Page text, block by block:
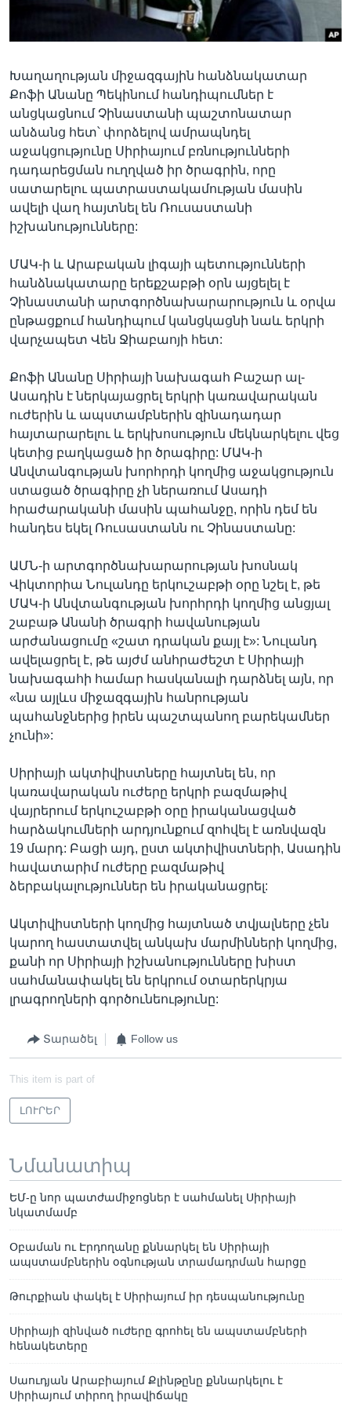
Խաղաղության միջազգային հանձնակատար
Քոֆի Անանը Պեկինում հանդիպումներ է
անցկացնում Չինաստանի պաշտոնատար
անձանց հետ՝ փորձելով ամրապնդել
աջակցությունը Սիրիայում բռնությունների
դադարեցման ուղղված իր ծրագրին, որը
սատարելու պատրաստակամության մասին
ավելի վաղ հայտնել են Ռուսաստանի
իշխանությունները:
ՄԱԿ-ի և Արաբական լիգայի պետությունների
հանձնակատարը երեքշաբթի օրն այցելել է
Չինաստանի արտգործնախարարություն և օրվա
ընթացքում հանդիպում կանցկացնի նաև երկրի
վարչապետ Վեն Ջիաբաոյի հետ:
Քոֆի Անանը Սիրիայի նախագահ Բաշար ալ-
Ասադին է ներկայացրել երկրի կառավարական
ուժերին և ապստամբներին զինադադար
հայտարարելու և երկխոսություն մեկնարկելու վեց
կետից բաղկացած իր ծրագիրը: ՄԱԿ-ի
Անվտանգության խորհրդի կողմից աջակցություն
ստացած ծրագիրը չի ներառում Ասադի
հրաժարականի մասին պահանջը, որին դեմ են
հանդես եկել Ռուսաստանն ու Չինաստանը:
ԱՄՆ-ի արտգործնախարարության խոսնակ
Վիկտորիա Նուլանդը երկուշաբթի օրը նշել է, թե
ՄԱԿ-ի Անվտանգության խորհրդի կողմից անցյալ
շաբաթ Անանի ծրագրի հավանության
արժանացումը «շատ դրական քայլ է»: Նուլանդ
ավելացրել է, թե այժմ անհրաժեշտ է Սիրիայի
նախագահի համար հասկանալի դարձնել այն, որ
«նա այլևս միջազգային հանրության
պահանջներից իրեն պաշտպանող բարեկամներ
չունի»:
Սիրիայի ակտիվիստները հայտնել են, որ
կառավարական ուժերը երկրի բազմաթիվ
վայրերում երկուշաբթի օրը իրականացված
հարձակումների արդյունքում զոհվել է առնվազն
19 մարդ: Բացի այդ, ըստ ակտիվիստների, Ասադին
հավատարիմ ուժերը բազմաթիվ
ձերբակալություններ են իրականացրել:
Ակտիվիստների կողմից հայտնած տվյալները չեն
կարող հաստատվել անկախ մարմինների կողմից,
քանի որ Սիրիայի իշխանությունները խիստ
սահմանափակել են երկրում օտարերկրյա
լրագրողների գործունեությունը:
Տարածել Follow us
This item is part of
ԼՈՒՐԵՐ
Նմանատիպ
ԵՄ-ը նոր պատժամիջոցներ է սահմանել Սիրիայի
նկատմամբ
Օբաման ու Էրդողանը քննարկել են Սիրիայի
ապստամբներին օգնության տրամադրման հարցը
Թուրքիան փակել է Սիրիայում իր դեսպանությունը
Սիրիայի զինված ուժերը գրոհել են ապստամբների
հենակետերը
Սաուդյան Արաբիայում Քլինթընը քննարկելու է
Սիրիայում տիրող իրավիճակը